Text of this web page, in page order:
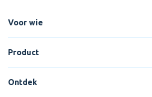
Voor wie
Product
Ontdek